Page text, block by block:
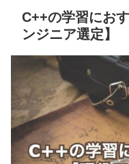
C++の学習にお
ンジニア選定】